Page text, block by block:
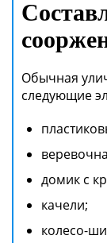
Обычная
следующие
домик с
качели;
колесо-